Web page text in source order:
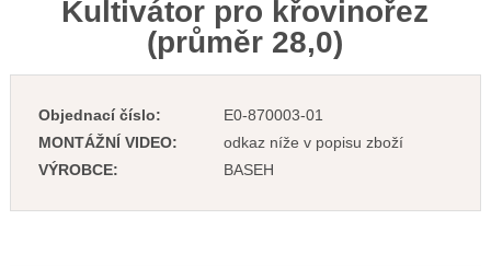
Kultivátor pro křovinořez
(průměr 28,0)
Objednací číslo:
E0-870003-01
MONTÁŽNÍ VIDEO:
odkaz níže v popisu zboží
VÝROBCE:
BASEH